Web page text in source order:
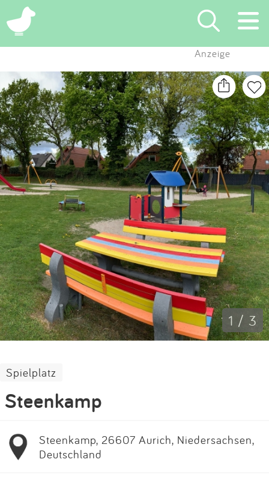
×
Suchen
Eintragen
App
Blog
Partner
Kontakt
Impressum
Anmelden
Anzeige
1 / 3
Spielplatz
Steenkamp
Steenkamp, 26607 Aurich, Niedersachsen,
Deutschland